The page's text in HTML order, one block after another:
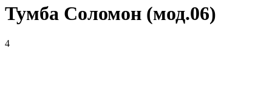
Тумба Соломон (мод.06)
4